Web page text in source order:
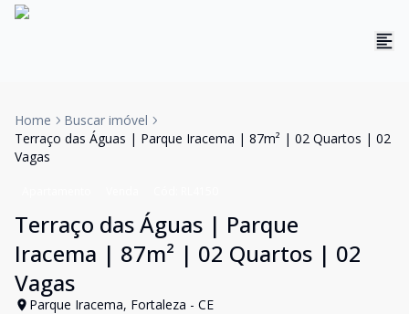
Home
Buscar imóvel
Terraço das Águas | Parque Iracema | 87m² | 02 Quartos | 02
Vagas
Terraço das Águas | Parque
Iracema | 87m² | 02 Quartos | 02
Vagas
Parque Iracema, Fortaleza - CE